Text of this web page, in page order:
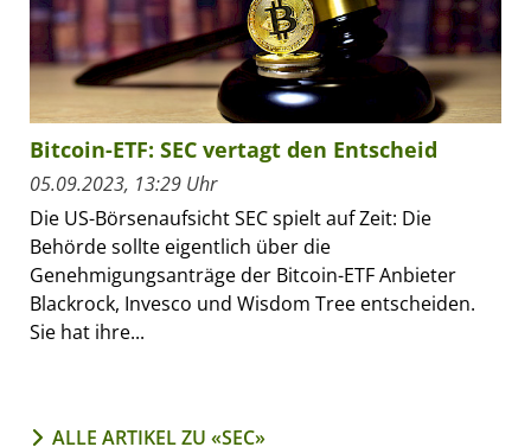
Bitcoin-ETF: SEC vertagt den Entscheid
05.09.2023, 13:29 Uhr
Die US-Börsenaufsicht SEC spielt auf Zeit: Die
Behörde sollte eigentlich über die
Genehmigungsanträge der Bitcoin-ETF Anbieter
Blackrock, Invesco und Wisdom Tree entscheiden.
Sie hat ihre...
ALLE ARTIKEL ZU «SEC»